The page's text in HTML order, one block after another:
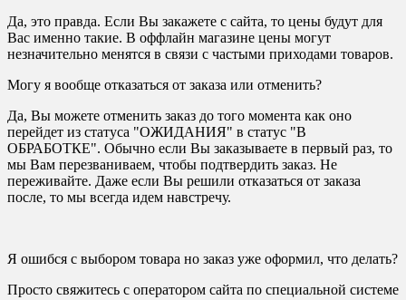
Да, это правда. Если Вы закажете с сайта, то цены будут для
Вас именно такие. В оффлайн магазине цены могут
незначительно менятся в связи с частыми приходами товаров.
Могу я вообще отказаться от заказа или отменить?
Да, Вы можете отменить заказ до того момента как оно
перейдет из статуса "ОЖИДАНИЯ" в статус "В
ОБРАБОТКЕ". Обычно если Вы заказываете в первый раз, то
мы Вам перезваниваем, чтобы подтвердить заказ. Не
переживайте. Даже если Вы решили отказаться от заказа
после, то мы всегда идем навстречу.
Я ошибся с выбором товара но заказ уже оформил, что делать?
Просто свяжитесь с оператором сайта по специальной системе